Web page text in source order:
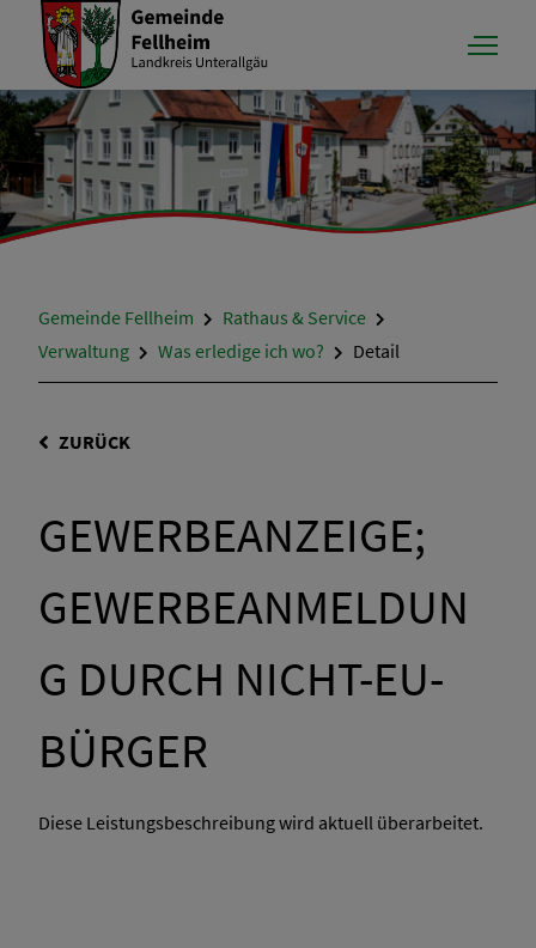
Gemeinde Fellheim
Rathaus & Service
Verwaltung
Was erledige ich wo? Detail
ZURÜCK
GEWERBEANZEIGE;
GEWERBEANMELDUN
G DURCH NICHT-EU-
BÜRGER
Diese Leistungsbeschreibung wird aktuell überarbeitet.